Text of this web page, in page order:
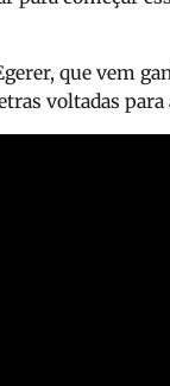
que vem
voltadas para